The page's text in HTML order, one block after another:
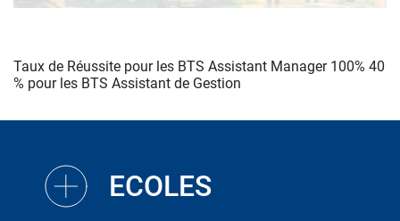
Taux de Réussite pour les BTS Assistant Manager 100% 40
% pour les BTS Assistant de Gestion
ECOLES